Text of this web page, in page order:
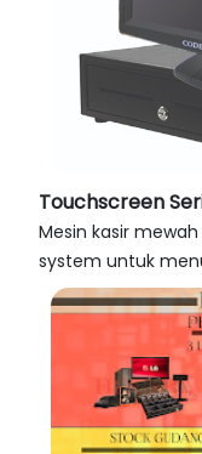
Touchscreen
Mesin kasir
system untuk